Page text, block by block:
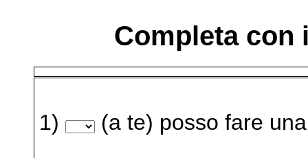
Completa con
1) (a te) posso fare